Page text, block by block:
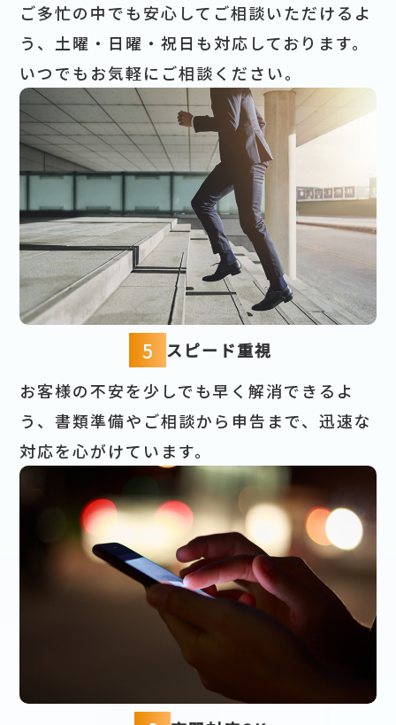
ご多忙の中でも安心してご相談いただけるよ
う、土曜・日曜・祝日も対応しております。
いつでもお気軽にご相談ください。
5
スピード重視
お客様の不安を少しでも早く解消できるよ
う、書類準備やご相談から申告まで、迅速な
対応を心がけています。